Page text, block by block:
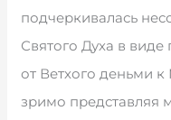
подчеркивалась
Святого Духа в виде
от Ветхого деньми
зримо представляя